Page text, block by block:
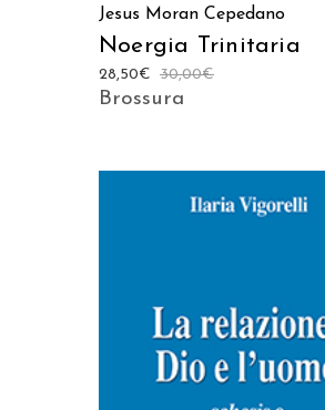
Jesus Moran Cepedano
Noergia Trinitaria
30,00€
28,50€
Brossura